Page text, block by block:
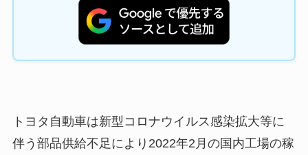
トヨタ自動車は新型コロナウイルス感染拡大等に
伴う部品供給不足により2022年2月の国内工場の稼